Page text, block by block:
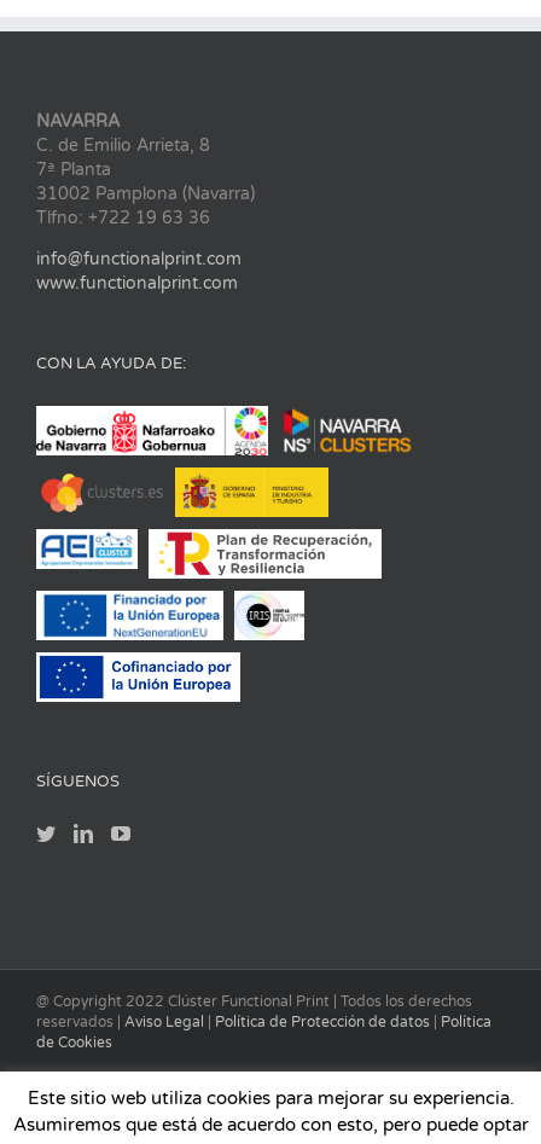
NAVARRA
C. de Emilio Arrieta, 8
7ª Planta
31002 Pamplona (Navarra)
Tlfno: +722 19 63 36
info@functionalprint.com
www.functionalprint.com
CON LA AYUDA DE:
SÍGUENOS
@ Copyright 2022 Clúster Functional Print | Todos los derechos
reservados | Aviso Legal Política de Protección de datos
Política
de Cookies
Este sitio web utiliza cookies para mejorar su experiencia.
Asumiremos que está de acuerdo con esto, pero puede optar